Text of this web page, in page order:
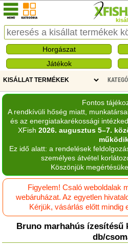
Horgászat
Játékok
Fontos
A rendkívüli hőség miatt,
és az energiatakarékossági
XFish 2026. augusztus 5–7.
Ez idő alatt: a rendelések
személyes átvétel
Köszönjük
Figyelem! Csaló weboldalak
webáruházat. Az egyetlen
Kérjük, vásárlás előtt mindig
Bruno marhahús ízesítésű
db/